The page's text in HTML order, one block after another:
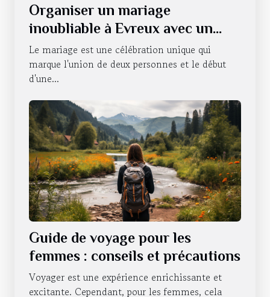
Organiser un mariage
inoubliable à Evreux avec un
photobooth
Le mariage est une célébration unique qui
marque l'union de deux personnes et le début
d'une...
Guide de voyage pour les
femmes : conseils et précautions
Voyager est une expérience enrichissante et
excitante. Cependant, pour les femmes, cela